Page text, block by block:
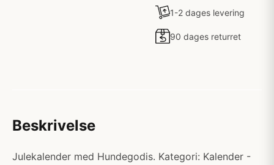
1-2 dages levering
90 dages returret
Beskrivelse
Julekalender med Hundegodis. Kategori: Kalender -